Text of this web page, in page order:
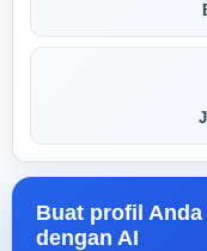
Buat profil
dengan AI